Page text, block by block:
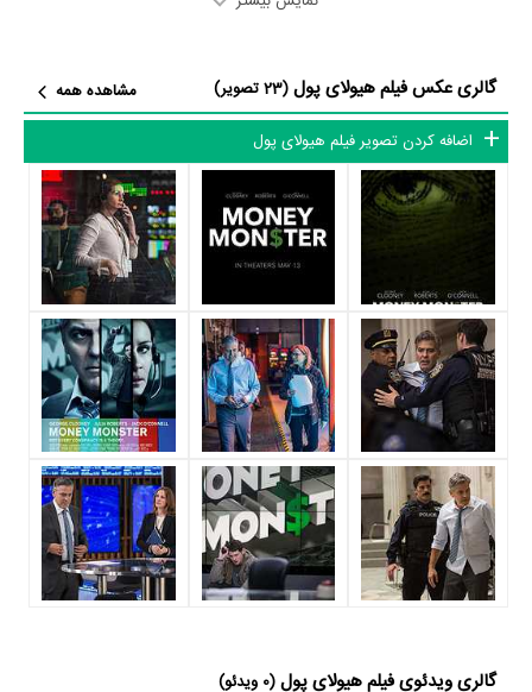
بازیگران فیلم هیولای پول چه کسانی هستند؟ در هیولای پول بازیگرانی چون
O'Connellدر نقش Kyle Budwell، دومینیک وست
در نقش Walt Camby،
کِترینا بَلفدر نقش Diane Lester، جیانکارلو اسپوزیتو
در نقش Captain
Powell و
کریستوفر دنهام
در نقش Ron Sprecher به ایفای نقش و بازیگری
پرداخته‌اند. در فیلم هیولای پول حدود 14 بازیگر جلوی دوربین رفته‌اند که از نظر
تعداد بازیگران می‌توان هیولای پول را یک اثر پربازیگر عنوان کرد. از این‌لحاظ
کارگردانی فیلم هیولای پول باتوجه به بازی گرفتن از این تعداد بازیگر و مدیریت
آنها کار بسیار دشواری بوده است؛ باید بررسی کرد آیا
جودی فاستربه‌عنوان
کارگردان و به‌عنوان بازیگردان و همچنین تیم بازیگری هیولای پول توانسته‌اند در
این زمینه موفق باشند و بازی‌های درخشانی را نمایش دهند؟
از دیگر بازیگران فیلم هیولای پول می‌توان بهLenny Venito
در نقش Lenny
(The Cameraman)،Chris Bauer در نقش Lt. Nelson،Dennis
Boutsikarisدر نقش Avery Goodloe CFO، Emily Meade
در نقش
Molly،Condola Rashad در نقش Bree (The Assistant)،Aaron Yoo
در نقش Won Joon و
Grant Rosenmeyer
در نقش Tech Dave اشاره
کرد.
گالری عکس فیلم هیولای پول(23 تصویر)
مشاهده همه
اضافه کردن تصویر فیلم هیولای پول
گالری ویدئوی فیلم هیولای پول(0 ویدئو)